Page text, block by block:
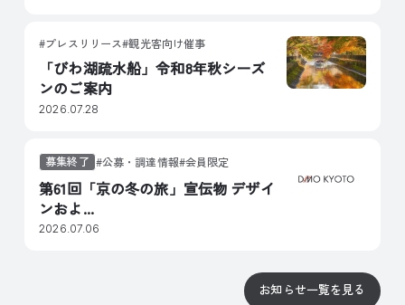
プレスリリース 観光客向け催事
「びわ湖疏水船」令和8年秋シーズ
ンのご案内
2026.07.28
募集終了 公募・調達情報 会員限定
第61回「京の冬の旅」宣伝物 デザイ
ンおよ...
2026.07.06
お知らせ一覧を見る